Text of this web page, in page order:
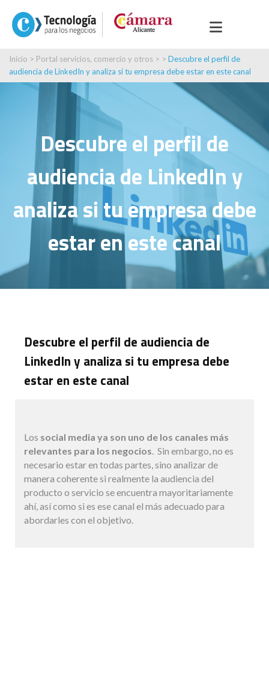
Inicio > Portal servicios, comercio y otros > > Descubre el perfil de
audiencia de LinkedIn y analiza si tu empresa debe estar en este canal
Descubre el perfil de
audiencia de LinkedIn y
analiza si tu empresa debe
estar en este canal
Descubre el perfil de audiencia de
LinkedIn y analiza si tu empresa debe
estar en este canal
Los social media ya son uno de los canales más
relevantes para los negocios. Sin embargo, no es
necesario estar en todas partes, sino analizar de
manera coherente si realmente la audiencia del
producto o servicio se encuentra mayoritariamente
ahí, así como si es ese canal el más adecuado para
abordarles con el objetivo.